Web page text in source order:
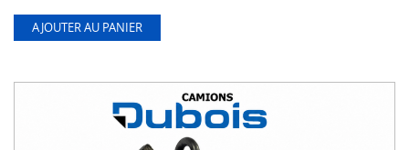
AJOUTER AU PANIER